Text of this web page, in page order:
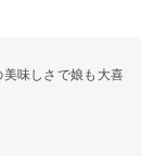
味しさで娘も大喜